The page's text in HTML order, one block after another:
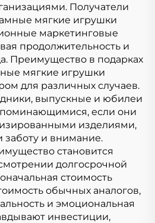
Получатели
мягкие игрушки
маркетинговые
продолжительность и
Преимущество в подарках
мягкие игрушки
для различных случаев.
выпускные и юбилеи
если они
изделиями,
и внимание.
становится
долгосрочной
стоимость
обычных аналогов,
и эмоциональная
инвестиции,